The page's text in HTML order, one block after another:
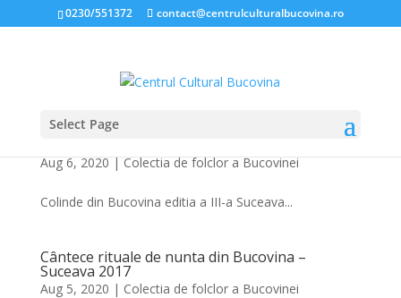
0230/551372 contact@centrulculturalbucovina.ro
Select Page
Colinde din Bucovina (ediția a III-a – Suceava
Aug 6, 2020|Colectia de folclor a Bucovinei
Colinde din Bucovina editia a III-a Suceava...
Cântece rituale de nunta din Bucovina –
Suceava 2017
Aug 5, 2020 | Colectia de folclor a Bucovinei